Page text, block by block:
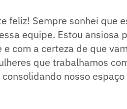
feliz! Sempre sonhei que
equipe. Estou ansiosa
com a certeza de que
que trabalhamos
nosso